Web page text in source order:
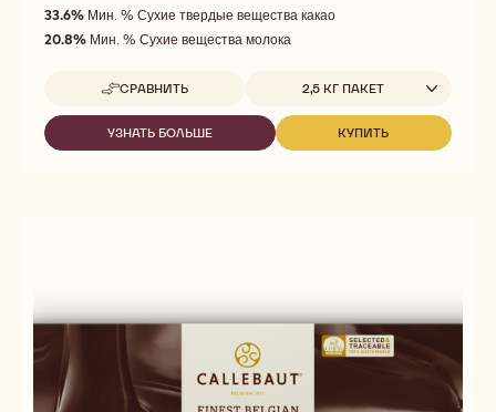
out
of
5
текучесть
33.6% Мин. % Сухие твердые вещества какао
20.8% Мин. % Сухие вещества молока
СРАВНИТЬ
-
823
Доступные размеры
2,5 КГ ПАКЕТ
УЗНАТЬ БОЛЬШЕ
-
КУПИТЬ
-